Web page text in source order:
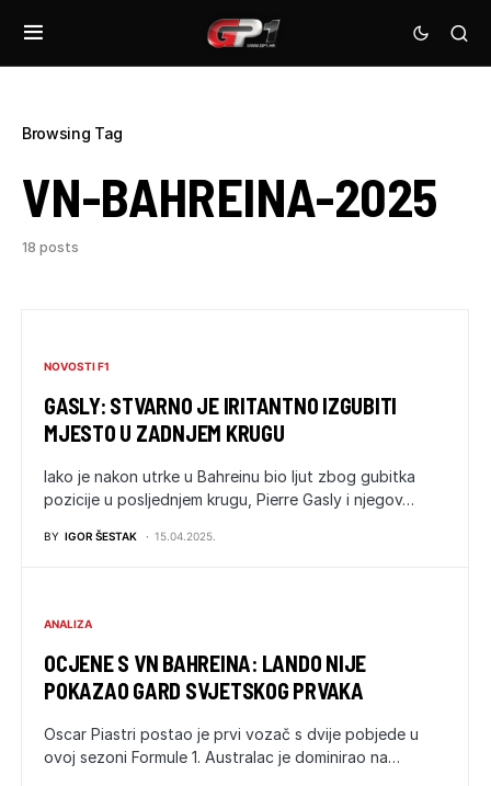
Browsing Tag
VN-BAHREINA-2025
18 posts
NOVOSTI F1
GASLY: STVARNO JE IRITANTNO IZGUBITI
MJESTO U ZADNJEM KRUGU
Iako je nakon utrke u Bahreinu bio ljut zbog gubitka
pozicije u posljednjem krugu, Pierre Gasly i njegov…
BY IGOR ŠESTAK 15.04.2025.
ANALIZA
OCJENE S VN BAHREINA: LANDO NIJE
POKAZAO GARD SVJETSKOG PRVAKA
Oscar Piastri postao je prvi vozač s dvije pobjede u
ovoj sezoni Formule 1. Australac je dominirao na…